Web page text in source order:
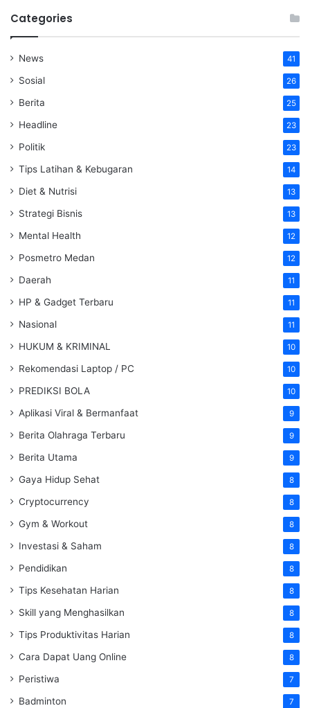
Categories
News 41
Sosial 26
Berita 25
Headline 23
Politik 23
Tips Latihan & Kebugaran 14
Diet & Nutrisi 13
Strategi Bisnis 13
Mental Health 12
Posmetro Medan 12
Daerah 11
HP & Gadget Terbaru 11
Nasional 11
HUKUM & KRIMINAL 10
Rekomendasi Laptop / PC 10
PREDIKSI BOLA 10
Aplikasi Viral & Bermanfaat 9
Berita Olahraga Terbaru 9
Berita Utama 9
Gaya Hidup Sehat 8
Cryptocurrency 8
Gym & Workout 8
Investasi & Saham 8
Pendidikan 8
Tips Kesehatan Harian 8
Skill yang Menghasilkan 8
Tips Produktivitas Harian 8
Cara Dapat Uang Online 8
Peristiwa 7
Badminton 7